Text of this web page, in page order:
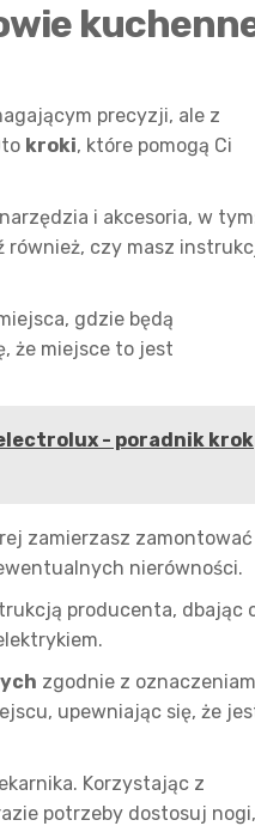
precyzji, ale z
kroki, które pomogą Ci
i akcesoria, w
również, czy masz
gdzie będą
że miejsce to jest
- poradnik krok
zamierzasz zamontować
nierówności.
producenta, dbając
zgodnie z
upewniając się, że
Korzystając z
potrzeby dostosuj nogi,